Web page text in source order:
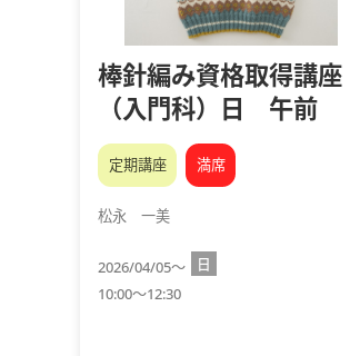
棒針編み資格取得講座
（入門科）日 午前
定期講座 満席
松永 一美
2026/04/05～
日
10:00～12:30